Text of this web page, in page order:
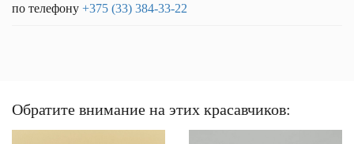
по телефону +375 (33) 384-33-22
Обратите внимание на этих красавчиков: